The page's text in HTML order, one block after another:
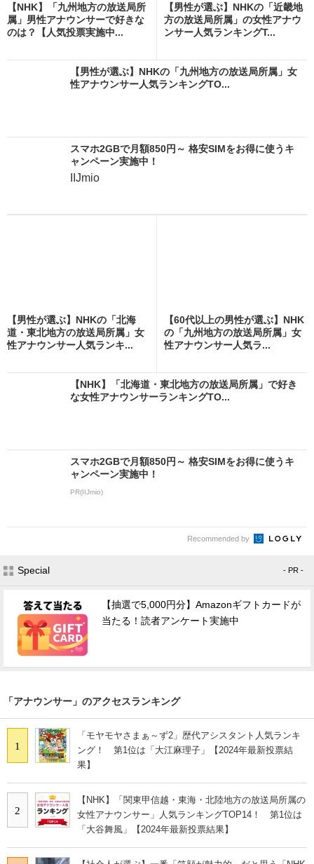
【NHK】「九州地方の放送局所
属」男性アナウンサーで好きな
のは？【人気投票実施中...
【男性が選ぶ】NHKの「近畿地
方の放送局所属」の女性アナウ
ンサー人気ランキングT...
【男性が選ぶ】NHKの「九州地方の放送局所属」女
性アナウンサー人気ランキングTO...
スマホ2GBで月額850円～ 格安SIMをお得に使うキ
ャンペーン実施中！
IIJmio
【男性が選ぶ】NHKの「北海
道・東北地方の放送局所属」女
性アナウンサー人気ランキ...
【60代以上の男性が選ぶ】NHK
の「九州地方の放送局所属」女
性アナウンサー人気ラ...
【NHK】「北海道・東北地方の放送局所属」で好き
な女性アナウンサーランキングTO...
スマホ2GBで月額850円～ 格安SIMをお得に使うキ
ャンペーン実施中！
PR(IIJmio)
Recommended by
Special - PR -
【抽選で5,000円分】Amazonギフトカードが
当たる！読者アンケート実施中
「アナウンサー」のアクセスランキング
1
「モヤモヤさまぁ～ず2」歴代アシスタント人気ランキ
ング！ 第1位は「大江麻理子」【2024年最新投票結
果】
2
【NHK】「関東甲信越・東海・北陸地方の放送局所属の
女性アナウンサー」人気ランキングTOP14！ 第1位は
「大谷舞風」【2024年最新投票結果】